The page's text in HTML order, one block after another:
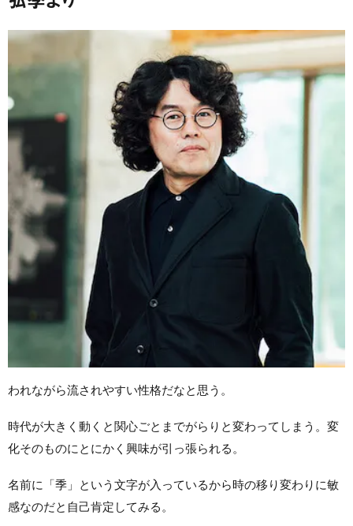
われながら流されやすい性格だなと思う。
時代が大きく動くと関心ごとまでがらりと変わってしまう。変
化そのものにとにかく興味が引っ張られる。
名前に「季」という文字が入っているから時の移り変わりに敏
感なのだと自己肯定してみる。